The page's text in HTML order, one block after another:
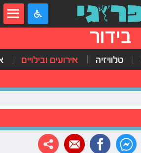
בידור
טלוויזיה אירועים ובילויים